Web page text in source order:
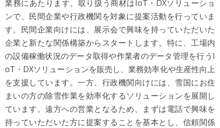
業務にあたります。取り扱う商材はIoT・DXソリューショ
ンで、民間企業や行政機関を対象に提案活動を行っていま
す。民間企業向けには、展示会で興味を持っていただいた
企業と新たな関係構築からスタートします。特に、工場内
の設備稼働状況のデータ取得や作業者のデータ管理を行うI
oT・DXソリューションを販売し、業務効率化や生産性向上
を支援しています。一方、行政機関向けには、雪国にお住
まいの方の除雪作業を効率化するソリューションを展開し
ています。遠方への営業となるため、まずは電話で興味を
持っていただいた方に提案することを基本とし、信頼関係